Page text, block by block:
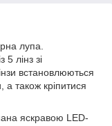
лупа.
5 лінз зі
встановлюються
також кріпитися
яскравою LED-